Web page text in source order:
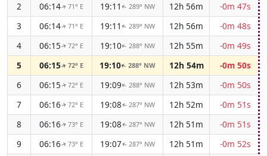
2
06:14↑71° E 19:11 ↑ 289° NW 12h 56m
-0m 47s
3
06:14↑71° E 19:11 ↑ 289° NW 12h 56m
-0m 48s
4
06:15↑72° E 19:10↑ 288° NW 12h 55m
-0m 49s
5
06:15↑72° E 19:10↑288° NW 12h 54m
-0m 50s
6
06:15↑72° E 19:09↑ 288° NW 12h 53m
-0m 50s
7
06:16↑72° E 19:08↑ 287° NW 12h 52m
-0m 51s
8
06:16↑73° E 19:08↑ 287° NW 12h 51m
-0m 51s
9
06:16↑73° E 19:07↑ 287° NW 12h 51m
-0m 52s